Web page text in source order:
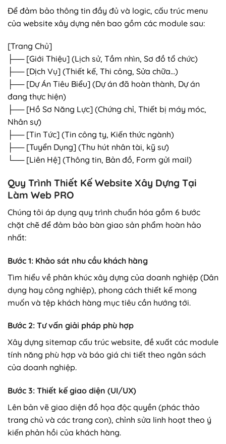
Để đảm bảo thông tin đầy đủ và logic, cấu trúc menu
của website xây dựng nên bao gồm các module sau:
[Trang Chủ]
├── [Giới Thiệu] (Lịch sử, Tầm nhìn, Sơ đồ tổ chức)
├── [Dịch Vụ] (Thiết kế, Thi công, Sửa chữa…)
├── [Dự Án Tiêu Biểu] (Dự án đã hoàn thành, Dự án
đang thực hiện)
├── [Hồ Sơ Năng Lực] (Chứng chỉ, Thiết bị máy móc,
Nhân sự)
├── [Tin Tức] (Tin công ty, Kiến thức ngành)
├── [Tuyển Dụng] (Thu hút nhân tài, kỹ sư)
└── [Liên Hệ] (Thông tin, Bản đồ, Form gửi mail)
Quy Trình Thiết Kế Website Xây Dựng Tại
Làm Web PRO
Chúng tôi áp dụng quy trình chuẩn hóa gồm 6 bước
chặt chẽ để đảm bảo bàn giao sản phẩm hoàn hảo
nhất:
Bước 1: Khảo sát nhu cầu khách hàng
Tìm hiểu về phân khúc xây dựng của doanh nghiệp (Dân
dụng hay công nghiệp), phong cách thiết kế mong
muốn và tệp khách hàng mục tiêu cần hướng tới.
Bước 2: Tư vấn giải pháp phù hợp
Xây dựng sitemap cấu trúc website, đề xuất các module
tính năng phù hợp và báo giá chi tiết theo ngân sách
của doanh nghiệp.
Bước 3: Thiết kế giao diện (UI/UX)
Lên bản vẽ giao diện đồ họa độc quyền (phác thảo
trang chủ và các trang con), chỉnh sửa linh hoạt theo ý
kiến phản hồi của khách hàng.